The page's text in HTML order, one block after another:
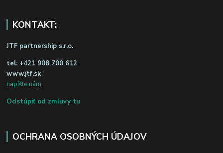
KONTAKT:
JTF partnership s.r.o.
tel: +421 908 700 612
www.jtf.sk
napíšte nám
Odstúpiť od zmluvy tu
OCHRANA OSOBNÝCH ÚDAJOV